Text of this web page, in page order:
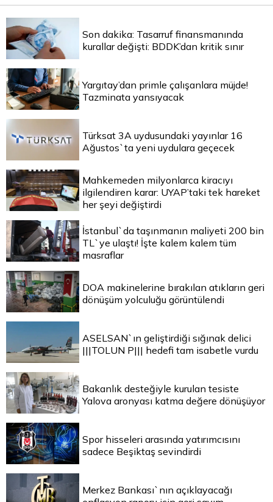
Son dakika: Tasarruf finansmanında
kurallar değişti: BDDK’dan kritik sınır
Yargıtay’dan primle çalışanlara müjde!
Tazminata yansıyacak
Türksat 3A uydusundaki yayınlar 16
Ağustos`ta yeni uydulara geçecek
Mahkemeden milyonlarca kiracıyı
ilgilendiren karar: UYAP’taki tek hareket
her şeyi değiştirdi
İstanbul`da taşınmanın maliyeti 200 bin
TL`ye ulaştı! İşte kalem kalem tüm
masraflar
DOA makinelerine bırakılan atıkların geri
dönüşüm yolculuğu görüntülendi
ASELSAN`ın geliştirdiği sığınak delici
|||TOLUN P||| hedefi tam isabetle vurdu
Bakanlık desteğiyle kurulan tesiste
Yalova aronyası katma değere dönüşüyor
Spor hisseleri arasında yatırımcısını
sadece Beşiktaş sevindirdi
Merkez Bankası`nın açıklayacağı